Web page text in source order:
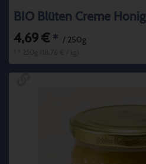
BIO Blüten Creme Honig
4,69 € * / 250g